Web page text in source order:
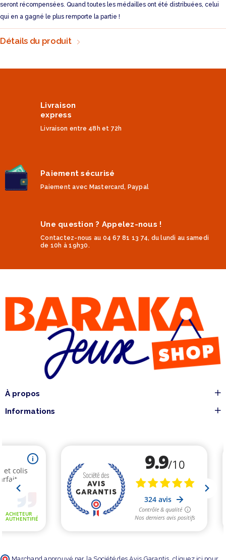
seront récompensées. Quand toutes les médailles ont été distribuées, celui
qui en a gagné le plus remporte la partie !
Détails du produit
Livraison
express
Livraison entre 48h et 72h
Paiement sécurisé
Paiement avec Mastercard, Paypal
Une question ? Appelez-nous !
Contactez-nous au 04 67 81 13 74, du lundi au samedi
de 10h à 19h30.
À propos
Informations